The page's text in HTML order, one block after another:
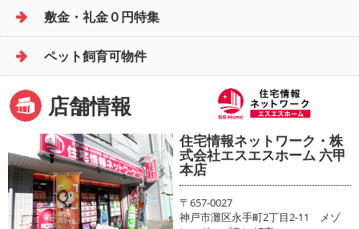
敷金・礼金０円特集
ペット飼育可物件
店舗情報
住宅情報ネットワーク・株
式会社エスエスホーム 六甲
本店
〒657-0027
神戸市灘区永手町2丁目2-11 メゾ